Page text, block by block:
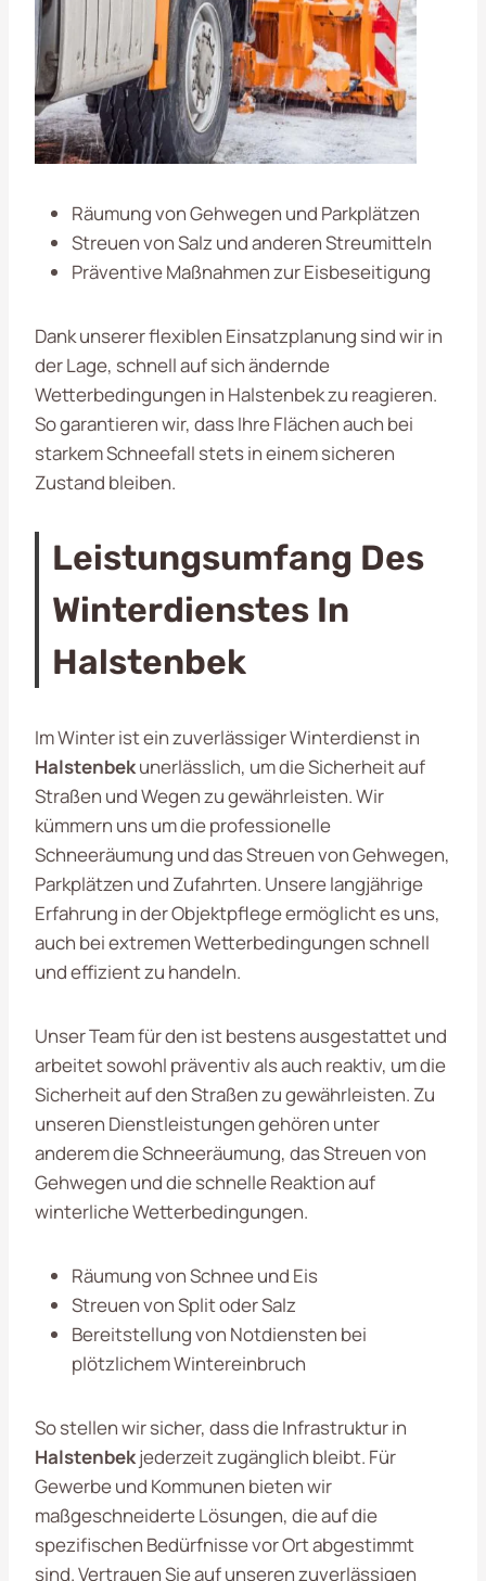
Räumung von Gehwegen und Parkplätzen
Streuen von Salz und anderen Streumitteln
Präventive Maßnahmen zur Eisbeseitigung
Dank unserer flexiblen Einsatzplanung sind wir in
der Lage, schnell auf sich ändernde
Wetterbedingungen in Halstenbek zu reagieren.
So garantieren wir, dass Ihre Flächen auch bei
starkem Schneefall stets in einem sicheren
Zustand bleiben.
Leistungsumfang Des
Winterdienstes In
Halstenbek
Im Winter ist ein zuverlässiger Winterdienst in
Halstenbekunerlässlich, um die Sicherheit auf
Straßen und Wegen zu gewährleisten. Wir
kümmern uns um die professionelle
Schneeräumung und das Streuen von Gehwegen,
Parkplätzen und Zufahrten. Unsere langjährige
Erfahrung in der Objektpflege ermöglicht es uns,
auch bei extremen Wetterbedingungen schnell
und effizient zu handeln.
Unser Team für den ist bestens ausgestattet und
arbeitet sowohl präventiv als auch reaktiv, um die
Sicherheit auf den Straßen zu gewährleisten. Zu
unseren Dienstleistungen gehören unter
anderem die Schneeräumung, das Streuen von
Gehwegen und die schnelle Reaktion auf
winterliche Wetterbedingungen.
Räumung von Schnee und Eis
Streuen von Split oder Salz
Bereitstellung von Notdiensten bei
plötzlichem Wintereinbruch
So stellen wir sicher, dass die Infrastruktur in
Halstenbekjederzeit zugänglich bleibt. Für
Gewerbe und Kommunen bieten wir
maßgeschneiderte Lösungen, die auf die
spezifischen Bedürfnisse vor Ort abgestimmt
sind. Vertrauen Sie auf unseren zuverlässigen